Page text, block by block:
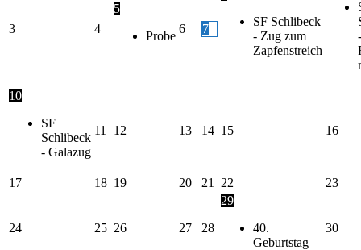
3 4
5
Probe
6 7
SF Schlibeck
- Zug zum
Zapfenstreich
-
10
SF
Schlibeck
- Galazug
11 12 13 14 15 16
17 18 19 20 21 22 23
24 25 26 27 28
29
40.
Geburtstag
30